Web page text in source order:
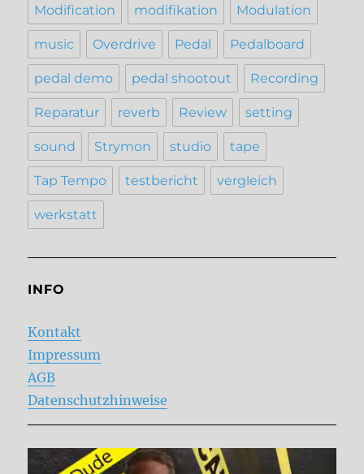
Modification modifikation Modulation
music Overdrive Pedal Pedalboard
pedal demo pedal shootout Recording
Reparatur reverb Review setting
sound Strymon studio tape
Tap Tempo testbericht vergleich
werkstatt
INFO
Kontakt
Impressum
AGB
Datenschutzhinweise